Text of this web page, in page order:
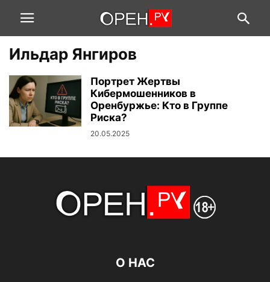
Ильдар Янгиров
Портрет Жертвы
Кибермошенников в
Оренбуржье: Кто в Группе
Риска?
20.05.2025
О НАС